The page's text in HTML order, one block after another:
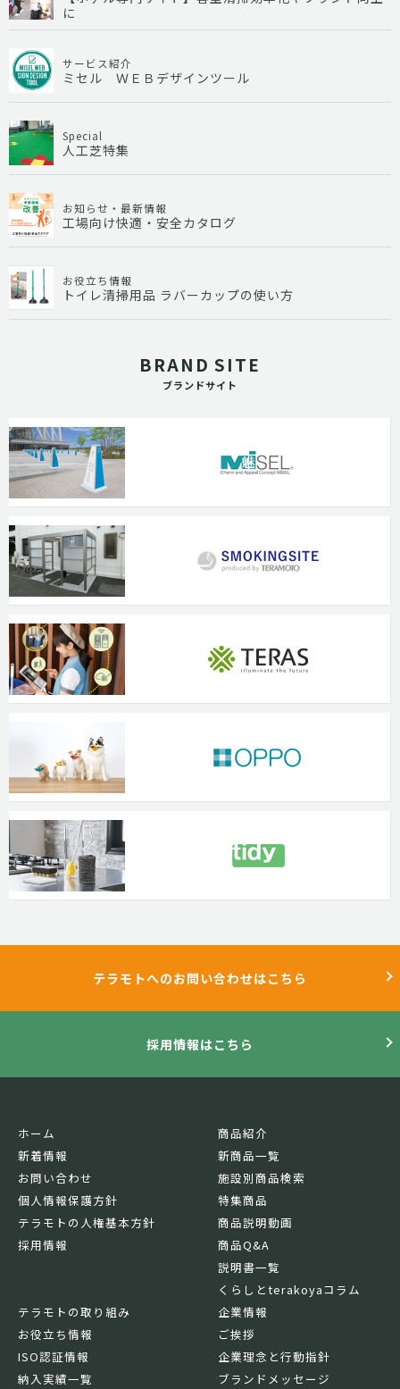
に
サービス紹介
ミセル ＷＥＢデザインツール
Special
人工芝特集
お知らせ・最新情報
工場向け快適・安全カタログ
お役立ち情報
トイレ清掃用品 ラバーカップの使い方
BRAND SITE
ブランドサイト
テラモトへのお問い合わせはこちら
採用情報はこちら
ホーム
新着情報
お問い合わせ
個人情報保護方針
テラモトの人権基本方針
採用情報
商品紹介
新商品一覧
施設別商品検索
特集商品
商品説明動画
商品Q&A
説明書一覧
くらしとterakoyaコラム
テラモトの取り組み
お役立ち情報
ISO認証情報
納入実績一覧
企業情報
ご挨拶
企業理念と行動指針
ブランドメッセージ